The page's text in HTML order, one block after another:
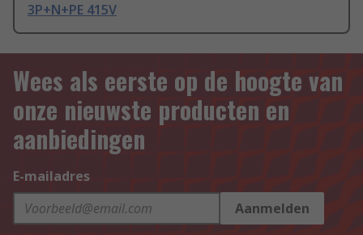
3P+N+PE 415V
Wees als eerste op de hoogte van
onze nieuwste producten en
aanbiedingen
E-mailadres
Aanmelden